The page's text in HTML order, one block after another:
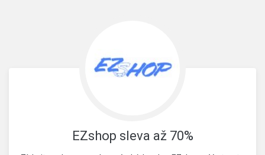
EZshop sleva až 70%